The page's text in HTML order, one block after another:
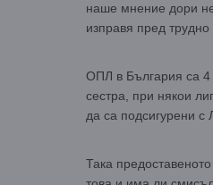
наше мнение дори
изправя пред
ОПЛ в България са 4
сестра, при някои
да са подсигурени с
Така